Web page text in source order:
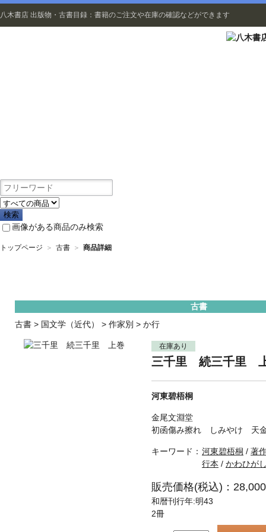
八木書店 出版物・古書目録：書籍のご注文や在庫の確認などができます
画像がある商品のみ検索
トップページ ＞ 古書 ＞ 商品詳細
古書
古書 > 国文学（近代） > 作家別 > か行
在庫あり
三千里 続三千里
河東碧梧桐
金尾文淵堂
初函傷み擦れ しみやけ 天
キーワード： 河東碧梧桐 / 著
行本 / かわひが
販売価格(税込)：
和暦刊行年:明43
2冊